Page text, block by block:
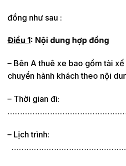
đồng như sau :
Điều 1: Nội dung hợp đồng
– Bên A thuê xe bao gồm tài
chuyển hành khách theo nội
– Thời gian đi:
– Lịch trình: